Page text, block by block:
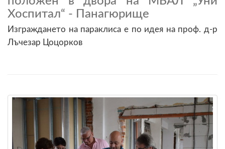
Хоспитал“ - Панагюрище
Изграждането на параклиса е по идея на проф. д-р
Лъчезар Цоцорков